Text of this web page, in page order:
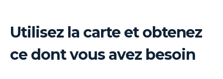
Utilisez la carte et obtenez
ce dont vous avez besoin